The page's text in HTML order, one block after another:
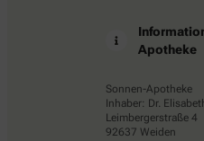
Apotheke
Sonnen-Apotheke
Inhaber: Dr.
Leimbergerstraße 4
92637 Weiden